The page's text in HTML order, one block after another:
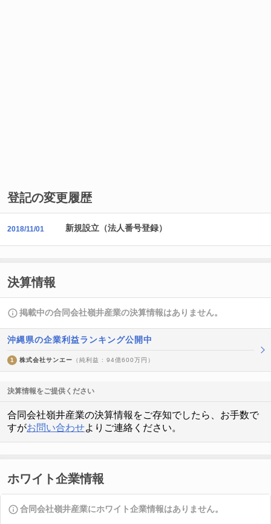
登記の変更履歴
2018/11/01 新規設立（法人番号登録）
決算情報
掲載中の合同会社嶺井産業の決算情報はありません。
沖縄県の企業利益ランキング公開中
1 株式会社サンエー （純利益 : 94億600万円）
決算情報をご提供ください
合同会社嶺井産業の決算情報をご存知でしたら、お手数で
すがお問い合わせよりご連絡ください。
ホワイト企業情報
合同会社嶺井産業にホワイト企業情報はありません。